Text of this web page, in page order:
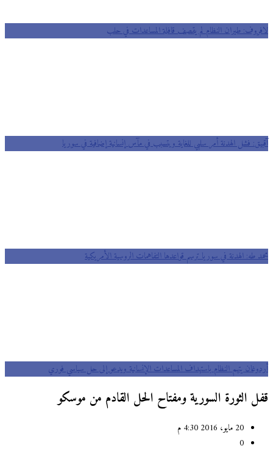
لافروف: طيران النظام لم يقصف قافلة المساعدات في حلب
آقبيق: فشل الهدنة أمر سلبي للغاية ويتسبب في مآس إنسانية إضافية في سوريا
محمد طه: الهدنة في سوريا ترسم قواعدها التفاهمات الروسية الأمريكية
أردوغان يتهم النظام باستهداف المساعدات الإنسانية ويدعو إلى حل سياسي فوري
قفل الثورة السورية ومفتاح الحل القادم من موسكو
20 مايو، 2016 4:30 م